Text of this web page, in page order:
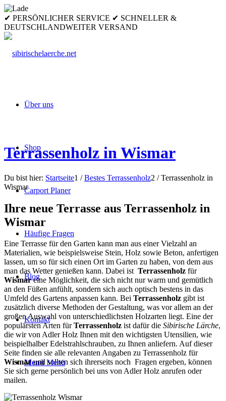
✔ PERSÖNLICHER SERVICE ✔ SCHNELLER &
DEUTSCHLANDWEITER VERSAND
Über uns
Shop
Carport Planer
Häufige Fragen
Blog
Kontakt
Menü Menü
Terrassenholz in Wismar
Du bist hier: Startseite1 / Bestes Terrassenholz2 / Terrassenholz in
Wismar
Ihre neue Terrasse aus Terrassenholz in
Wismar
Eine Terrasse für den Garten kann man aus einer Vielzahl an
Materialien, wie beispielsweise Stein, Holz sowie Beton, anfertigen
lassen, um so für sich einen Ort im Garten zu haben, von dem aus
man das Wetter genießen kann. Dabei ist Terrassenholz für
Wismareine Möglichkeit, die sich nicht nur warm und gemütlich
an den Füßen anfühlt, sondern sich auch optisch bestens in das
Umfeld des Gartens anpassen kann. Bei Terrassenholz gibt ist
zusätzlich diverse Methoden der Gestaltung, was vor allem an der
großen Auswahl von unterschiedlichsten Holzarten liegt. Eine der
populärsten Arten fürTerrassenholz ist dafür die Sibirische Lärche,
die wir von Adler Holz Ihnen mit den wichtigsten Utensilien, wie
beispielhalber Edelstrahlschrauben, zu Ihnen anliefern. Auf dieser
Seite finden sie alle relevanten Angaben zu Terrassenholz für
Wismarund sollten sich ihrerseits noch Fragen ergeben, können
Sie sich gerne persönlich bei uns von Adler Holz anrufen oder
mailen.